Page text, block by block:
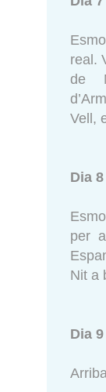
real.
de
Vell,
Dia
per
Nit a
Dia